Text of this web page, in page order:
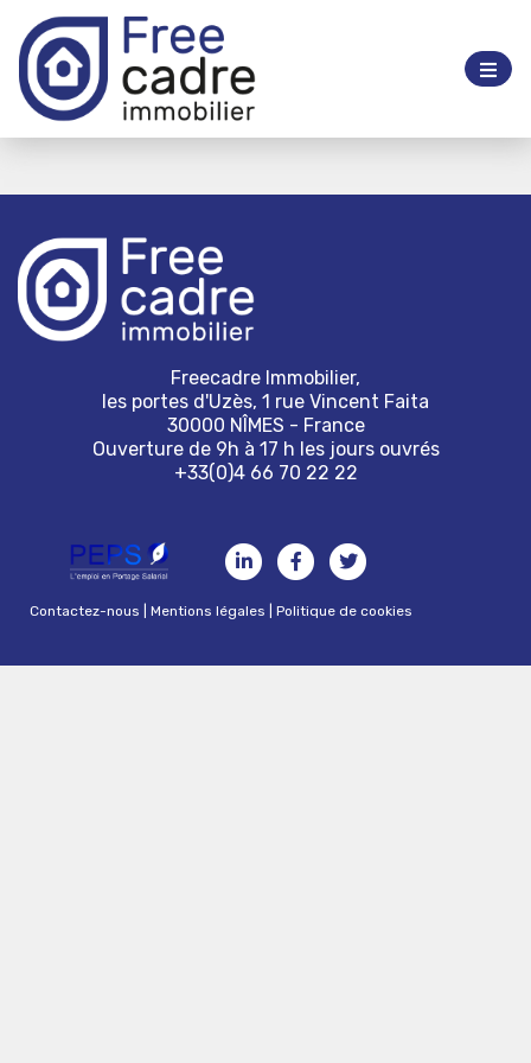
Freecadre Immobilier,
les portes d'Uzès, 1 rue Vincent Faita
30000 NÎMES - France
Ouverture de 9h à 17 h les jours ouvrés
+33(0)4 66 70 22 22
Contactez-nous |Mentions légales |Politique de cookies